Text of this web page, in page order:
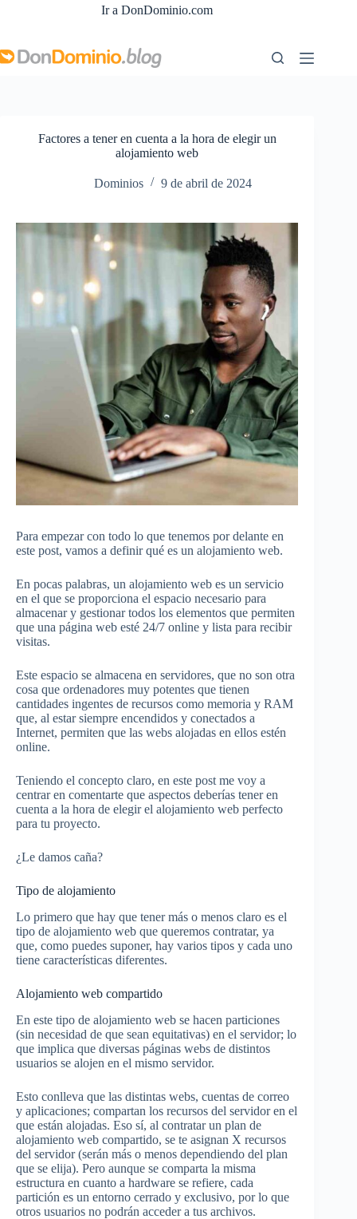
Ir a DonDominio.com
Factores a tener en cuenta a la hora de elegir un
alojamiento web
Dominios 9 de abril de 2024
Para empezar con todo lo que tenemos por delante en
este post, vamos a definir qué es un alojamiento web.
En pocas palabras, un alojamiento web es un servicio
en el que se proporciona el espacio necesario para
almacenar y gestionar todos los elementos que permiten
que una página web esté 24/7 online y lista para recibir
visitas.
Este espacio se almacena en servidores, que no son otra
cosa que ordenadores muy potentes que tienen
cantidades ingentes de recursos como memoria y RAM
que, al estar siempre encendidos y conectados a
Internet, permiten que las webs alojadas en ellos estén
online.
Teniendo el concepto claro, en este post me voy a
centrar en comentarte que aspectos deberías tener en
cuenta a la hora de elegir el alojamiento web perfecto
para tu proyecto.
¿Le damos caña?
Tipo de alojamiento
Lo primero que hay que tener más o menos claro es el
tipo de alojamiento web que queremos contratar, ya
que, como puedes suponer, hay varios tipos y cada uno
tiene características diferentes.
Alojamiento web compartido
En este tipo de alojamiento web se hacen particiones
(sin necesidad de que sean equitativas) en el servidor; lo
que implica que diversas páginas webs de distintos
usuarios se alojen en el mismo servidor.
Esto conlleva que las distintas webs, cuentas de correo
y aplicaciones; compartan los recursos del servidor en el
que están alojadas. Eso sí, al contratar un plan de
alojamiento web compartido, se te asignan X recursos
del servidor (serán más o menos dependiendo del plan
que se elija). Pero aunque se comparta la misma
estructura en cuanto a hardware se refiere, cada
partición es un entorno cerrado y exclusivo, por lo que
otros usuarios no podrán acceder a tus archivos.